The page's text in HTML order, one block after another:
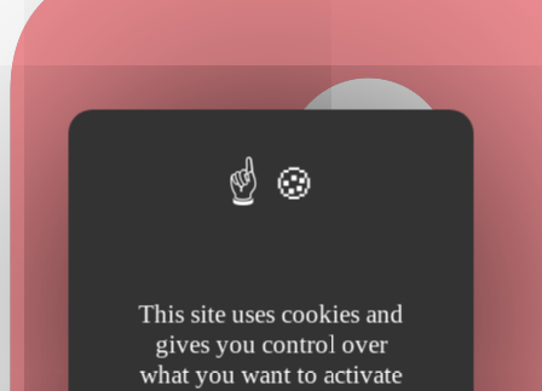
This site uses cookies and
gives you control over
what you want to activate